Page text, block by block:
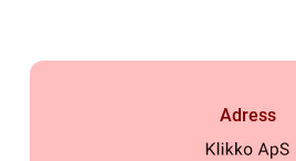
Adress